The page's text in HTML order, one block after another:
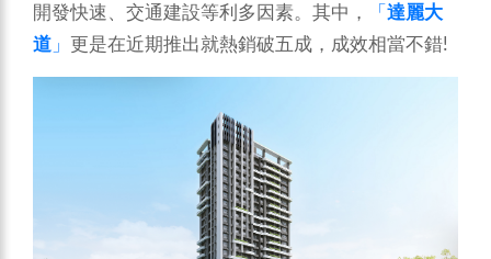
開發快速、交通建設等利多因素。其中，
「 達麗大
道 」 更是在近期推出就熱銷破五成，成效相當不錯!